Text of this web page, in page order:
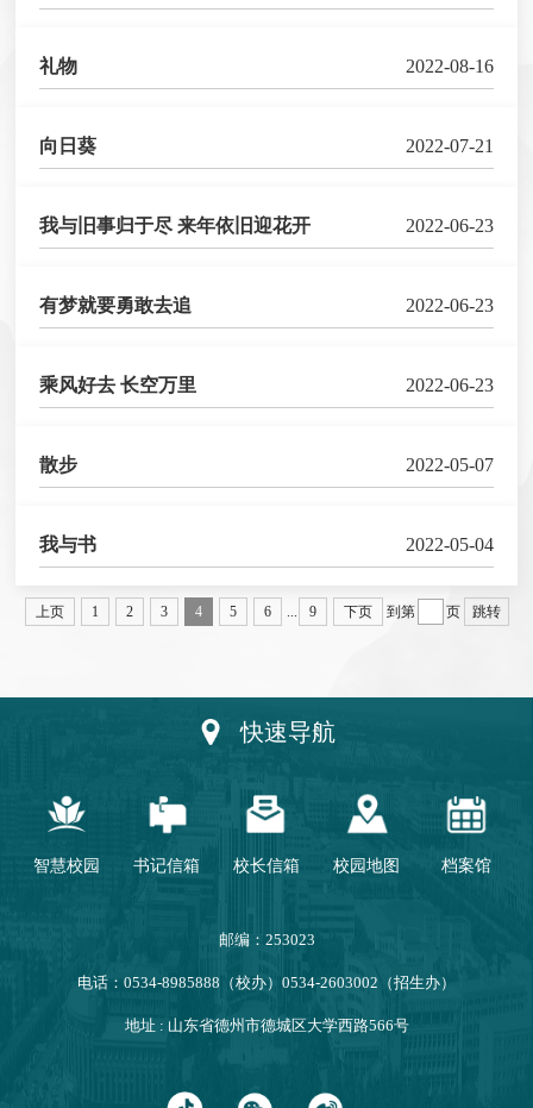
礼物 2022-08-16
向日葵 2022-07-21
我与旧事归于尽 来年依旧迎花开 2022-06-23
有梦就要勇敢去追 2022-06-23
乘风好去 长空万里 2022-06-23
散步 2022-05-07
我与书 2022-05-04
上页 1 2 3 4 5 6 ... 9 下页 到第 页 跳转
快速导航
智慧校园 书记信箱 校长信箱 校园地图 档案馆
邮编：253023
电话：0534-8985888（校办）0534-2603002（招生办）
地址 : 山东省德州市德城区大学西路566号